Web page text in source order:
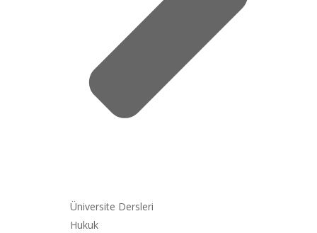
Üniversite Dersleri
Hukuk